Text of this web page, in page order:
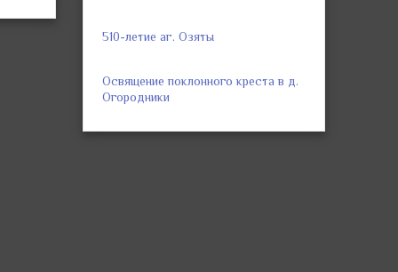
510-летие аг. Озяты
Освящение поклонного креста в д.
Огородники